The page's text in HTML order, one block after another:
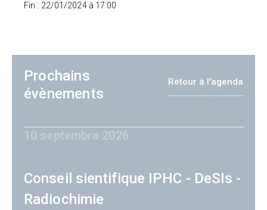
Fin : 22/01/2024 à 17:00
Prochains
évènements
Retour à l'agenda
10 septembre 2026
Conseil sientifique IPHC - DeSIs -
Radiochimie